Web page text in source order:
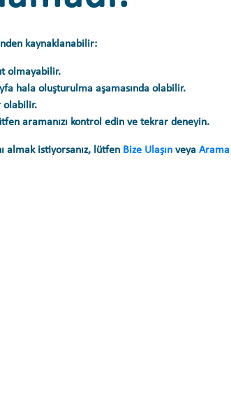
kaynaklanabilir:
olmayabilir.
hala oluşturulma aşamasında olabilir.
olabilir.
aramanızı kontrol edin ve tekrar deneyin.
almak istiyorsanız, lütfen Bize Ulaşın veya Arama